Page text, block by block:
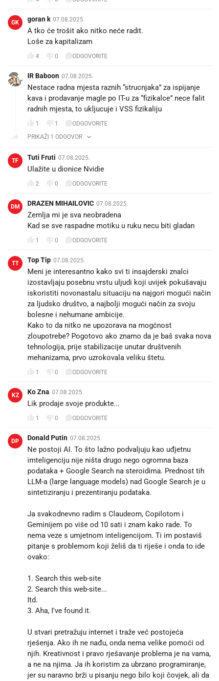
GK goran k 07.08.2025.
A tko će trošit ako nitko neće radit.
Loše za kapitalizam
4 0 ODGOVORITE
IR Baboon 07.08.2025.
Nestace radna mjesta raznih “strucnjaka” za ispijanje
kava i prodavanje magle po IT-u za “fizikalce” nece falit
radnih mjesta, to ukljucuje i VSS fizikaliju
1 1
ODGOVORITE
PRIKAŽI 1 ODGOVOR
TF Tuti Fruti 07.08.2025.
Ulažite u dionice Nvidie
2 0 ODGOVORITE
DM DRAZEN MIHAILOVIC 07.08.2025.
Zemlja mi je sva neobradena
Kad se sve raspadne motiku u ruku necu biti gladan
1 0 ODGOVORITE
TT Top Tip 07.08.2025.
Meni je interesantno kako svi ti insajderski znalci
izostavljaju posebnu vrstu uljudi koji uvijek pokušavaju
iskoristiti novonastalu situaciju na najgori mogući način
za ljudsko društvo, a najbolji mogući način za svoju
bolesne i nehumane ambicije.
Kako to da nitko ne upozorava na mogćnost
zloupotrebe? Pogotovo ako znamo da je baš svaka nova
tehnologija, prije stabilizacije unutar društvenih
mehanizama, prvo uzrokovala veliku štetu.
1 0 ODGOVORITE
KZ Ko Zna 07.08.2025.
Lik prodaje svoje produkte...
1 0 ODGOVORITE
DP Donald Putin 07.08.2025.
Ne postoji AI. To što lažno podvaljuju kao uđjetnu
imteligenciju nije ništa drugo nego ogromna baza
podataka + Google Search na steroidima. Prednost tih
LLM-a (large language models) nad Google Search je u
sintetiziranju i prezentiranju podataka.
Ja svakodnevno radim s Claudeom, Copilotom i
Geminijem po više od 10 sati i znam kako rade. To
nema veze s umjetnom inteligencijom. Ti im postaviš
pitanje s problemom koji želiš da ti riješe i onda to ide
ovako:
1. Search this web-site
2. Search this web-site...
Itd.
3. Aha, I've found it.
U stvari pretražuju internet i traže već postojeća
rješenja. Ako ih ne nađu, onda nema velike pomoći od
njih. Kreativnost i pravo rješavanje problema je na vama,
a ne na njima. Ja ih koristim za ubrzano programiranje,
jer su naravno brži u pisanju nego bilo koji čovjek, ali da